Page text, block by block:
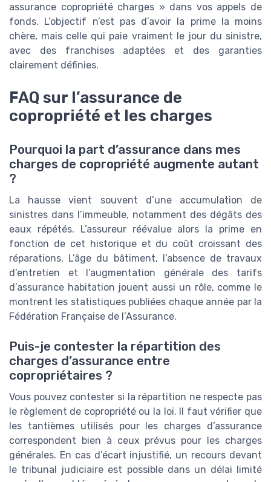
assurance copropriété charges » dans vos appels de
fonds. L’objectif n’est pas d’avoir la prime la moins
chère, mais celle qui paie vraiment le jour du sinistre,
avec des franchises adaptées et des garanties
clairement définies.
FAQ sur l’assurance de
copropriété et les charges
Pourquoi la part d’assurance dans mes
charges de copropriété augmente autant
?
La hausse vient souvent d’une accumulation de
sinistres dans l’immeuble, notamment des dégâts des
eaux répétés. L’assureur réévalue alors la prime en
fonction de cet historique et du coût croissant des
réparations. L’âge du bâtiment, l’absence de travaux
d’entretien et l’augmentation générale des tarifs
d’assurance habitation jouent aussi un rôle, comme le
montrent les statistiques publiées chaque année par la
Fédération Française de l’Assurance.
Puis-je contester la répartition des
charges d’assurance entre
copropriétaires ?
Vous pouvez contester si la répartition ne respecte pas
le règlement de copropriété ou la loi. Il faut vérifier que
les tantièmes utilisés pour les charges d’assurance
correspondent bien à ceux prévus pour les charges
générales. En cas d’écart injustifié, un recours devant
le tribunal judiciaire est possible dans un délai limité